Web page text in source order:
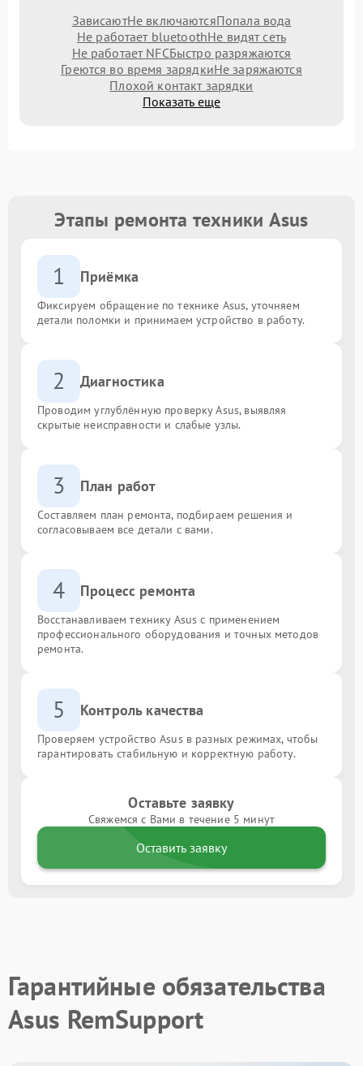
ЗависаютНе включаютсяПопала вода
Не работает bluetoothНе видят сеть
Не работает NFCБыстро разряжаются
Греются во время зарядкиНе заряжаются
Плохой контакт зарядки
Показать еще
Этапы ремонта техники Asus
1 Приёмка
Фиксируем обращение по технике Asus, уточняем
детали поломки и принимаем устройство в работу.
2 Диагностика
Проводим углублённую проверку Asus, выявляя
скрытые неисправности и слабые узлы.
3 План работ
Составляем план ремонта, подбираем решения и
согласовываем все детали с вами.
4 Процесс ремонта
Восстанавливаем технику Asus с применением
профессионального оборудования и точных методов
ремонта.
5 Контроль качества
Проверяем устройство Asus в разных режимах, чтобы
гарантировать стабильную и корректную работу.
Оставьте заявку
Свяжемся с Вами в течение 5 минут
Оставить заявку
Гарантийные обязательства
Asus RemSupport